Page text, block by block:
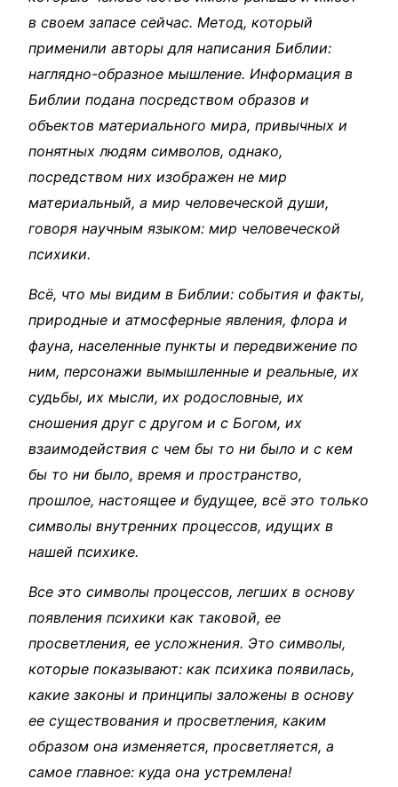
в своем запасе сейчас. Метод, который
применили авторы для написания Библии:
наглядно-образное мышление. Информация в
Библии подана посредством образов и
объектов материального мира, привычных и
понятных людям символов, однако,
посредством них изображен не мир
материальный, а мир человеческой души,
говоря научным языком: мир человеческой
психики.
Всё, что мы видим в Библии: события и факты,
природные и атмосферные явления, флора и
фауна, населенные пункты и передвижение по
ним, персонажи вымышленные и реальные, их
судьбы, их мысли, их родословные, их
сношения друг с другом и с Богом, их
взаимодействия с чем бы то ни было и с кем
бы то ни было, время и пространство,
прошлое, настоящее и будущее, всё это только
символы внутренних процессов, идущих в
нашей психике.
Все это символы процессов, легших в основу
появления психики как таковой, ее
просветления, ее усложнения. Это символы,
которые показывают: как психика появилась,
какие законы и принципы заложены в основу
ее существования и просветления, каким
образом она изменяется, просветляется, а
самое главное: куда она устремлена!